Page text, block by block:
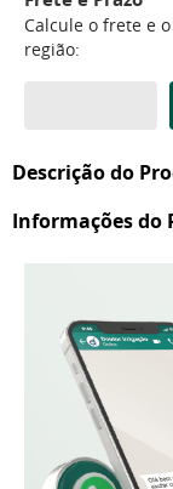
Calcule o frete e
região:
Descrição do
Informações do